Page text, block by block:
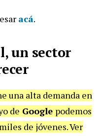
acá.
un sector
una alta demanda en
de Google podemos
de jóvenes. Ver